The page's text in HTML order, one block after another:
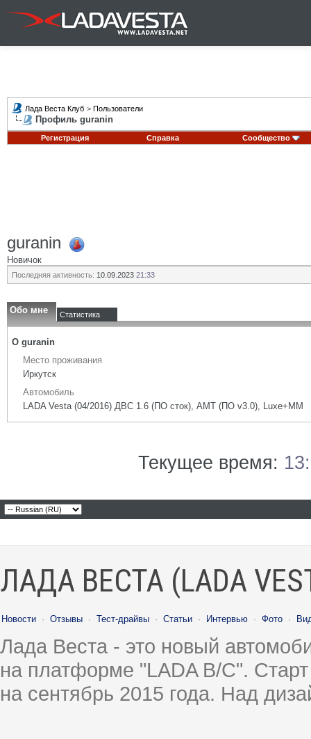
Лада Веста Клуб > Пользователи
Профиль guranin
Регистрация Справка Сообщество
guranin
Новичок
Последняя активность: 10.09.2023 21:33
Обо мне Статистика
О guranin
Место проживания
Иркутск
Автомобиль
LADA Vesta (04/2016) ДВС 1.6 (ПО сток), AMT (ПО v3.0), Luxe+ММ
Текущее время:
ЛАДА ВЕСТА (LADA
Новости · Отзывы · Тест-драйвы · Статьи · Интервью · Фото ·
Лада Веста - это новый
на платформе "LADA B/C".
на сентябрь 2015 года. Над